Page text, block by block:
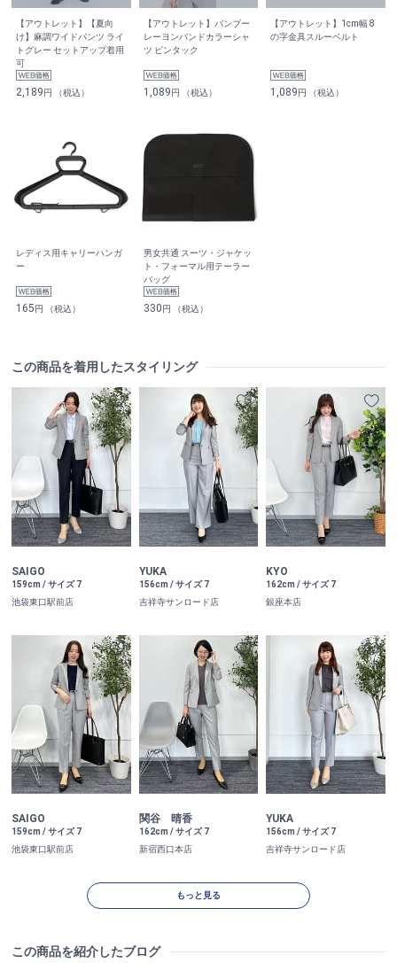
【アウトレット】【夏向
け】麻調ワイドパンツ ライ
トグレー セットアップ着用
可
2,189円 （税込）
【アウトレット】バンブー
レーヨンバンドカラーシャ
ツ ピンタック
1,089円 （税込）
【アウトレット】1cm幅 8
の字金具スルーベルト
1,089円 （税込）
レディス用キャリーハンガ
ー
165円 （税込）
男女共通 スーツ・ジャケッ
ト・フォーマル用テーラー
バッグ
330円 （税込）
この商品を着用したスタイリング
SAIGO
159cm / サイズ 7
池袋東口駅前店
YUKA
156cm / サイズ 7
吉祥寺サンロード店
KYO
162cm / サイズ 7
銀座本店
SAIGO
159cm / サイズ 7
池袋東口駅前店
関谷 晴香
162cm / サイズ 7
新宿西口本店
YUKA
156cm / サイズ 7
吉祥寺サンロード店
もっと見る
この商品を紹介したブログ